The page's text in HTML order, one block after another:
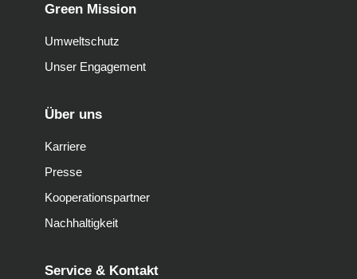
Green Mission
Umweltschutz
Unser Engagement
Über uns
Karriere
Presse
Kooperationspartner
Nachhaltigkeit
Service & Kontakt